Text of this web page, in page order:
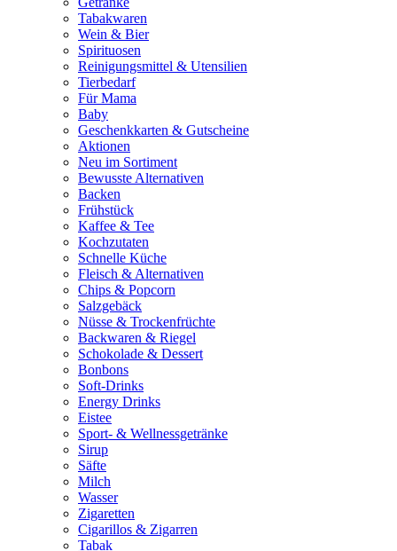
Tabakwaren
Wein & Bier
Spirituosen
Reinigungsmittel & Utensilien
Tierbedarf
Für Mama
Baby
Geschenkkarten & Gutscheine
Aktionen
Neu im Sortiment
Bewusste Alternativen
Backen
Frühstück
Kaffee & Tee
Kochzutaten
Schnelle Küche
Fleisch & Alternativen
Chips & Popcorn
Salzgebäck
Nüsse & Trockenfrüchte
Backwaren & Riegel
Schokolade & Dessert
Bonbons
Soft-Drinks
Energy Drinks
Eistee
Sport- & Wellnessgetränke
Sirup
Säfte
Milch
Wasser
Zigaretten
Cigarillos & Zigarren
Tabak